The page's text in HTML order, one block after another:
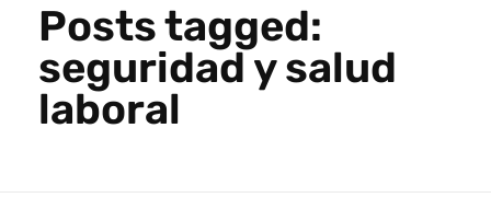
Posts tagged:
seguridad y salud
laboral